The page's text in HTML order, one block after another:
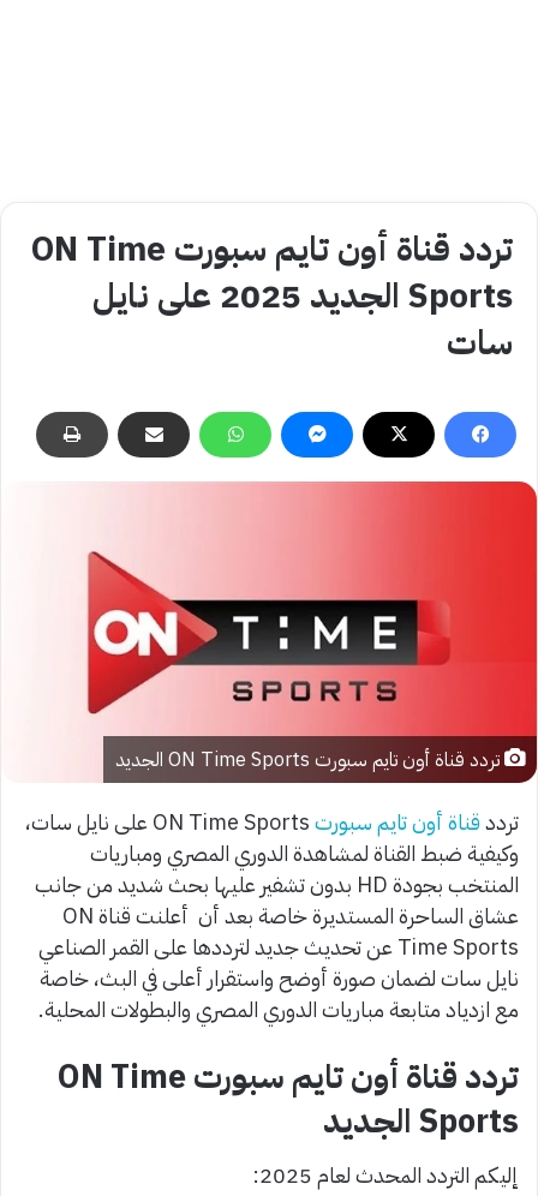
تردد قناة أون تايم سبورت ON Time
Sports الجديد 2025 على نايل
سات
تردد قناة أون تايم سبورت ON Time Sports الجديد
ترددقناة أون تايم سبورت
ON Time Sports على نايل سات،
وكيفية ضبط القناة لمشاهدة الدوري المصري ومباريات
المنتخب بجودة HD بدون تشفير عليها بحث شديد من جانب
عشاق الساحرة المستديرة خاصة بعد أن أعلنت قناة ON
Time Sports عن تحديث جديد لترددها على القمر الصناعي
نايل سات لضمان صورة أوضح واستقرار أعلى في البث، خاصة
مع ازدياد متابعة مباريات الدوري المصري والبطولات المحلية.
تردد قناة أون تايم سبورت ON Time
Sports الجديد
إليكم التردد المحدث لعام 2025: